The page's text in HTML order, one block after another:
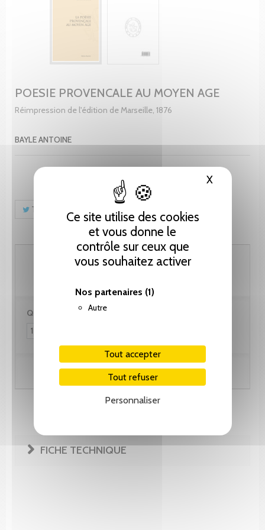
Ce site utilise des cookies
et vous donne le
contrôle sur ceux que
vous souhaitez activer
Nos partenaires (1)
Autre
Tout accepter
Tout refuser
Personnaliser
XMasquer
POESIE PROVENCALE AU MOYEN AGE
Réimpression de l'édition de Marseille, 1876
BAYLE ANTOINE
Tweet Pinterest
66.70 CHF
Quantité :
Ajouter au panier
FICHE TECHNIQUE